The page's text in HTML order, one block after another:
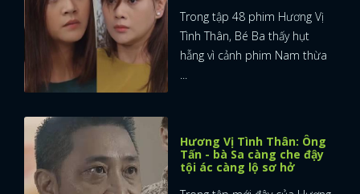
Trong tập 48 phim Hương Vị
Tình Thân, Bé Ba thấy hụt
hẫng vì cảnh phim Nam thừa
...
Hương Vị Tình Thân: Ông
Tấn - bà Sa càng che đậy
tội ác càng lộ sơ hở